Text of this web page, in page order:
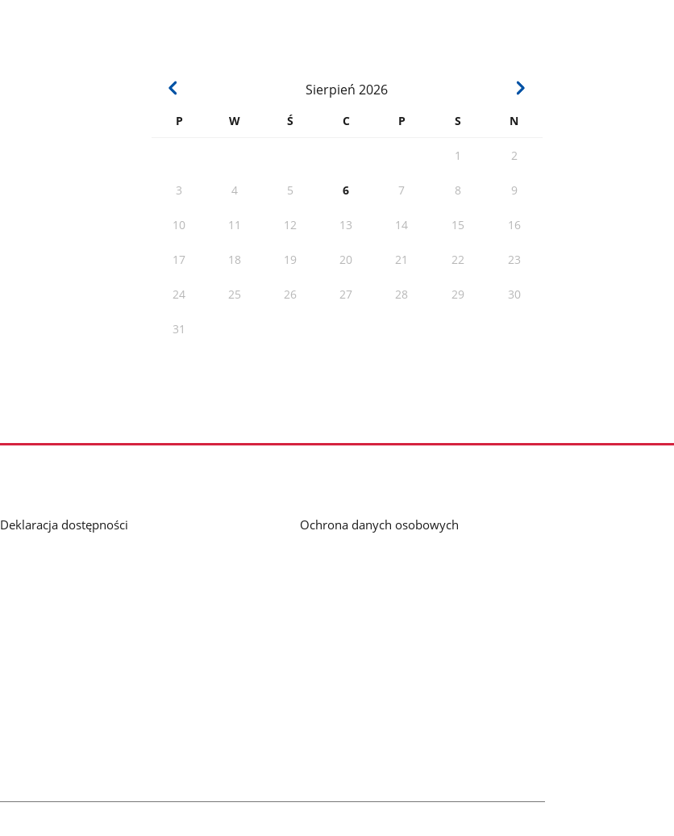
Sierpień 2026
P W Ś C P S N
1 2
3 4 5 6 7 8 9
10 11 12 13 14 15 16
17 18 19 20 21 22 23
24 25 26 27 28 29 30
31
Deklaracja dostępności Ochrona danych osobowych